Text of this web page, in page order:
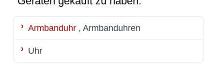
Armbanduhr , Armbanduhren
Uhr